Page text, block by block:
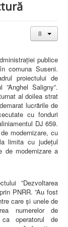
publice
comuna Suseni.
proiectului de
Saligny”.
al doilea strat
lucrările de
cu fonduri
DJ 659.
modernizare, cu
limita cu județul
de modernizare a
”Dezvoltarea
PNRR. ”Au fost
care și unele de
numerelor de
operatorul de